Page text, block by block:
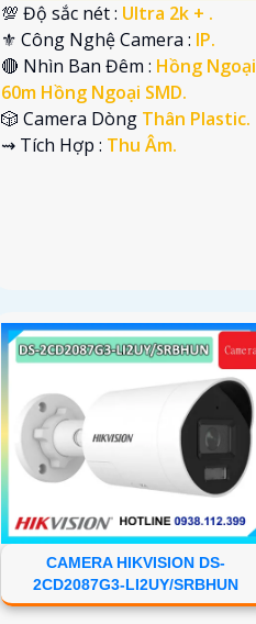
💯 Độ sắc nét : Ultra 2k + .
⚜️ Công Nghệ Camera : IP.
🔴 Nhìn Ban Đêm : Hồng Ngoại
60m Hồng Ngoại SMD.
🎲 Camera Dòng Thân Plastic.
️⇝ Tích Hợp : Thu Âm.
CAMERA HIKVISION DS-
2CD2087G3-LI2UY/SRBHUN